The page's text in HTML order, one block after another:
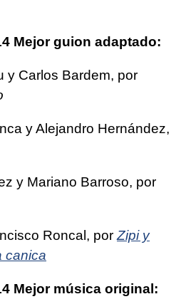
Mejor guion adaptado:
y Carlos Bardem, por
y Alejandro Hernández,
y Mariano Barroso, por
Roncal, porZipi y
canica
Mejor música original: